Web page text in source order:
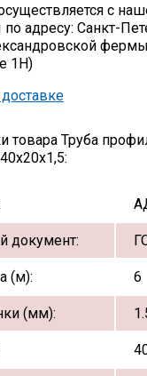
с
адресу: Санкт-
1Н)
товара Труба
документ:
(м): 6
(мм):